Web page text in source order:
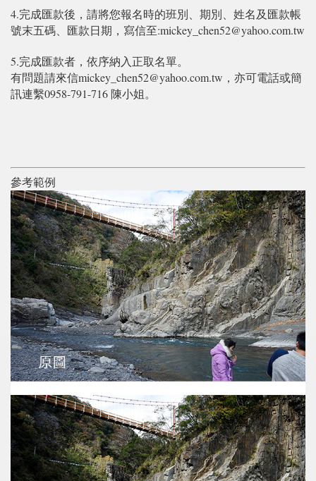
4.完成匯款後，請將您報名時的班別、期別、姓名及匯款帳
號末五碼、匯款日期，寫信至:mickey_chen52@yahoo.com.tw
5.完成匯款者，依序納入正取名單。
有問題請來信mickey_chen52@yahoo.com.tw，亦可電話或簡
訊連繫0958-791-716 陳小姐。
參考範例